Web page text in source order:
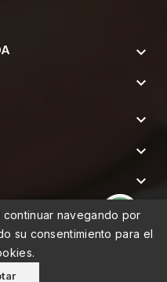


continuar navegando por
su consentimiento para el



e Mobilidade Lda